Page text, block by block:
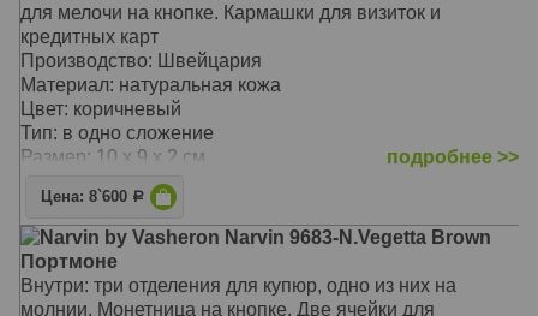
для мелочи на кнопке. Кармашки для визиток и
кредитных карт
Производство: Швейцария
Материал: натуральная кожа
Цвет: коричневый
Тип: в одно сложение
Размер: 10 x 9 x 2 см
подробнее >>
Цена: 8`600 Р
Narvin by Vasheron Narvin 9683-N.Vegetta Brown
Портмоне
Внутри: три отделения для купюр, одно из них на
молнии. Монетница на кнопке. Две ячейки для